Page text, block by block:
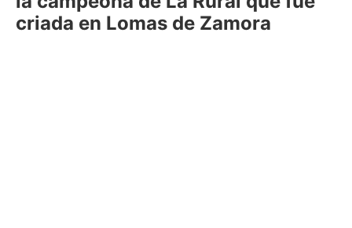
criada en Lomas de Zamora